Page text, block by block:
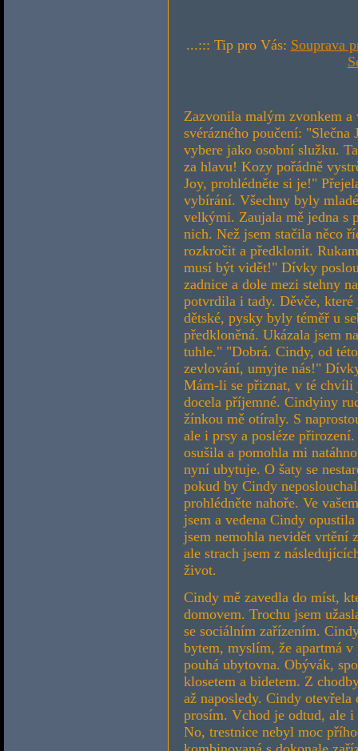
...::: Tip pro Vás: Souprava
Zazvonila malým zvonkem a
svérázného poučení:
vybere jako osobní služku.
za hlavu! Kozy pořádně
Joy, prohlédněte si je!"
vybírání. Všechny byly
velkými. Zaujala mě jedna s
nich. Než jsem stačila něco
rozkročit a předklonit.
musí být vidět!" Dívky
zadnice a dole mezi stehny
potvrdila i tady. Děvče,
dětské, pysky byly téměř u
předkloněná. Ukázala jsem
tuhle." "Dobrá. Cindy, od
zevlování, umyjte nás!"
Mám-li se přiznat, v té chvíli
docela příjemné. Cindyiny
žínkou mě otíraly. S
ale i prsy a posléze
osušila a pomohla mi
nyní ubytuje. O šaty se
pokud by Cindy
prohlédněte nahoře. Ve
jsem a vedena Cindy
jsem nemohla nevidět vrtění
ale strach jsem z
život.
Cindy mě zavedla do míst,
domovem. Trochu jsem
se sociálním zařízením.
bytem, myslím, že apartmá
pouhá ubytovna. Obývák,
klosetem a bidetem. Z
až naposledy. Cindy otevřela
prosím. Vchod je odtud, ale
No, trestnice nebyl moc